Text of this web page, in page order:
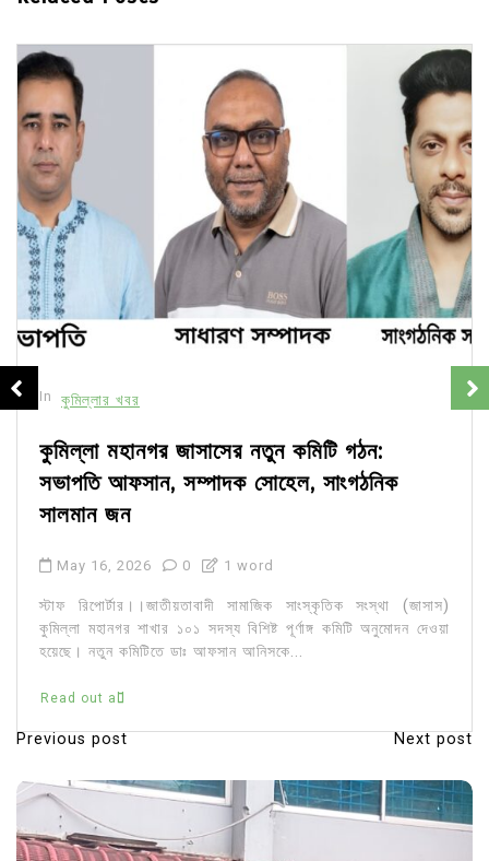
In কুমিল্লার খবর
কুমিল্লা মহানগর জাসাসের নতুন কমিটি গঠন:
সভাপতি আফসান, সম্পাদক সোহেল, সাংগঠনিক
সালমান জন
May 16, 2026 0 1 word
স্টাফ রিপোর্টার।।জাতীয়তাবাদী সামাজিক সাংস্কৃতিক সংস্থা (জাসাস)
কুমিল্লা মহানগর শাখার ১০১ সদস্য বিশিষ্ট পূর্ণাঙ্গ কমিটি অনুমোদন দেওয়া
হয়েছে। নতুন কমিটিতে ডাঃ আফসান আনিসকে...
Read out all
P
o
t
Previous post Next post